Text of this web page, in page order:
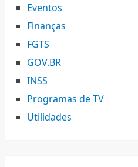
Eventos
Finanças
FGTS
GOV.BR
INSS
Programas de TV
Utilidades